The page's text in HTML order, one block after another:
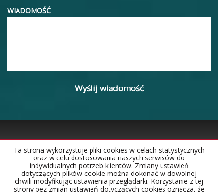
WIADOMOŚĆ
Strona główna Notatnik Kontakt
Ta strona wykorzystuje pliki cookies w celach statystycznych
oraz w celu dostosowania naszych serwisów do
indywidualnych potrzeb klientów. Zmiany ustawień
dotyczących plików cookie można dokonać w dowolnej
chwili modyfikując ustawienia przeglądarki. Korzystanie z tej
strony bez zmian ustawień dotyczących cookies oznacza, że